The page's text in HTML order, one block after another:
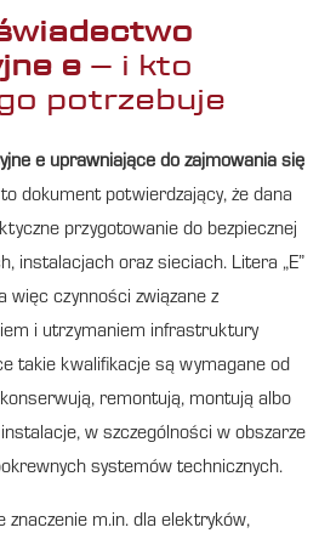
e – i kto
potrzebuje
e uprawniające do zajmowania się
to dokument potwierdzający, że dana
przygotowanie do bezpiecznej
instalacjach oraz sieciach. Litera „E”
więc czynności związane z
i utrzymaniem infrastruktury
takie kwalifikacje są wymagane od
remontują, montują albo
w szczególności w obszarze
systemów technicznych.
znaczenie m.in. dla elektryków,